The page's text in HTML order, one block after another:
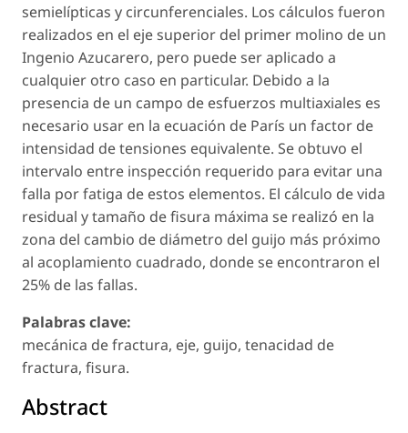
semielípticas y circunferenciales. Los cálculos fueron
realizados en el eje superior del primer molino de un
Ingenio Azucarero, pero puede ser aplicado a
cualquier otro caso en particular. Debido a la
presencia de un campo de esfuerzos multiaxiales es
necesario usar en la ecuación de París un factor de
intensidad de tensiones equivalente. Se obtuvo el
intervalo entre inspección requerido para evitar una
falla por fatiga de estos elementos. El cálculo de vida
residual y tamaño de fisura máxima se realizó en la
zona del cambio de diámetro del guijo más próximo
al acoplamiento cuadrado, donde se encontraron el
25% de las fallas.
Palabras clave:
mecánica de fractura, eje, guijo, tenacidad de
fractura, fisura.
Abstract